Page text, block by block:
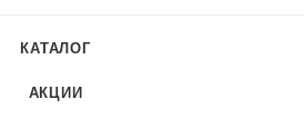
КАТАЛОГ
АКЦИИ